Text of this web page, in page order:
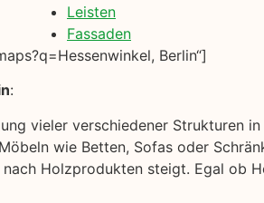
Leisten
Fassaden
Berlin“]
:
vieler verschiedener Strukturen
wie Betten, Sofas oder
Holzprodukten steigt. Egal ob